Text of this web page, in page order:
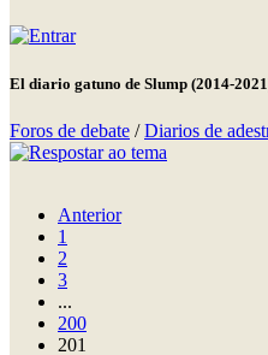
El diario gatuno de Slump (2014-
Foros de debate /Diarios de
Anterior
1
2
3
...
200
201